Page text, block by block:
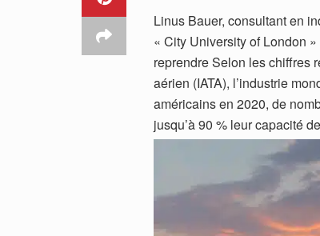
Linus Bauer, consultant en
« City University of London
reprendre Selon les chiffres
aérien (IATA), l’industrie
américains en 2020, de
jusqu’à 90 % leur capacité